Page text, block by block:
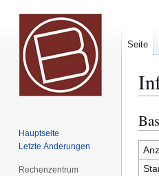
Zur
Zur
Seite
Hauptseite
Letzte Änderungen
Rechenzentrum